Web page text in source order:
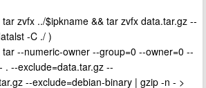
zvfx ../$ipkname && tar zvfx data.tar.gz --
-C ./ )
--numeric-owner --group=0 --owner=0 --
. --exclude=data.tar.gz --
--exclude=debian-binary | gzip -n - >